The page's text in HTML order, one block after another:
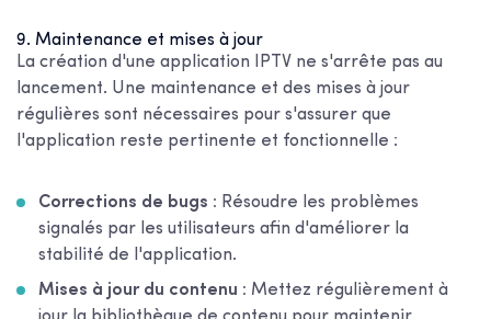
9. Maintenance et mises à jour
La création d'une application IPTV ne s'arrête pas au
lancement. Une maintenance et des mises à jour
régulières sont nécessaires pour s'assurer que
l'application reste pertinente et fonctionnelle :
Corrections de bugs : Résoudre les problèmes
signalés par les utilisateurs afin d'améliorer la
stabilité de l'application.
Mises à jour du contenu : Mettez régulièrement à